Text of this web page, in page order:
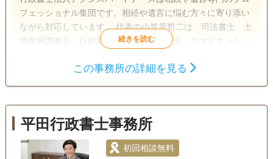
フェッショナル集団です。相続や遺言に悩む方々に寄り添い
ながら対応しています。 代表の小笠原哲二は、司法書士、土
地家屋調査士、行政書士、宅地建物取引士、ファイナンシャ
格を多数取得。豊富な知識とこれまでの実績で、遺言や相続
書士5名、土地家屋調査士2名が所属）と連携し、 相談者様の
お悩みに寄り添います。 相続のトラブルを抱える人や、生前
贈与・相続や遺言のことでお困りの方が専門家に相談しやす
遺産分割
任意後見
電話相談可 訪問可 土日相談可 初回相談無料
この事務所の詳細を見る
平田行政書士事務所
初回相談無料